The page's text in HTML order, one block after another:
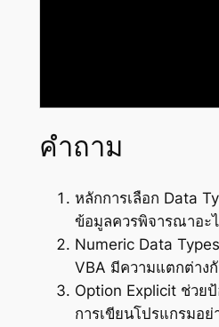
คำถาม
หลักการเลือก Data
ข้อมูลควรพิจารณาอะ
Numeric Data
VBA มีความแตกต่างกั
Option Explicit ช่วย
การเขียนโปรแกรมอย่